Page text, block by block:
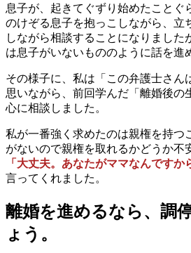
息子が、起きてぐずり始めたことぐ
のけぞる息子を抱っこしながら、立
しながら相談することになりました
は息子がいないもののように話を進
その様子に、私は「この弁護士さん
思いながら、前回学んだ「離婚後の
心に相談しました。
私が一番強く求めたのは親権を持つ
がないので親権を取れるかどうか不
「大丈夫。あなたがママなんですか
言ってくれました。
離婚を進めるなら、調
ょう。